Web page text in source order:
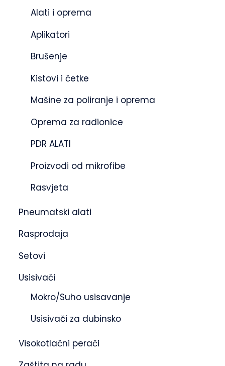
Alati i oprema
Aplikatori
Brušenje
Kistovi i četke
Mašine za poliranje i oprema
Oprema za radionice
PDR ALATI
Proizvodi od mikrofibe
Rasvjeta
Pneumatski alati
Rasprodaja
Setovi
Usisivači
Mokro/Suho usisavanje
Usisivači za dubinsko
Visokotlačni perači